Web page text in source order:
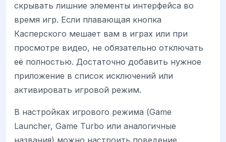
скрывать лишние элементы интерфейса во
время игр. Если плавающая кнопка
Касперского мешает вам в играх или при
просмотре видео, не обязательно отключать
её полностью. Достаточно добавить нужное
приложение в список исключений или
активировать игровой режим.
В настройках игрового режима (Game
Launcher, Game Turbo или аналогичные